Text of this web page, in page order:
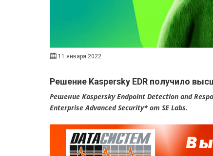
11 января 2022
Решение Kaspersky EDR получило
Решение Kaspersky Endpoint Detection and
Enterprise Advanced Security* от SE Labs.